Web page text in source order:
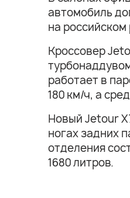
автомобиль
на российском
Кроссовер
работает в
180 км/ч, а
Новый Jetour
ногах задних
отделения
1680 литров.